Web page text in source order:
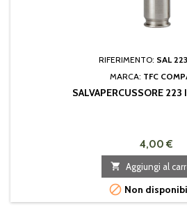
RIFERIMENTO: SAL
MARCA: TFC
SALVAPERCUSSORE 223
4,00 €
 Aggiungi al
 Non